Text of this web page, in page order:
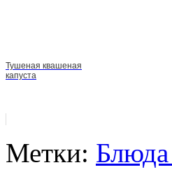
Тушеная квашеная
капуста
Метки: